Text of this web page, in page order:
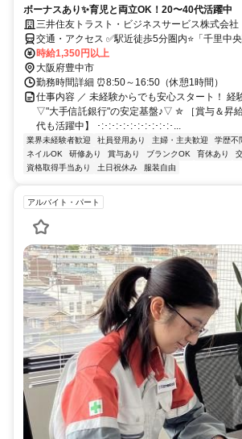
ボーナスあり✨育児と両立OK！20〜40代活躍中
三井住友トラスト・ビジネスサービス株式会
交通・アクセス ✅駅近徒歩5分圏内⭐「千里中
時⭐土日祝休み⭐年間休日120日以上⭐
時給1,350円以上
大阪府豊中市
勤務時間詳細 ⏰8:50～16:50（休憩1時間）
仕事内容 ／ 未経験からでも安心スタート！ 経
▽"大手信託銀行"の安定基盤♪▽ ✮ ［賞与＆昇
代も活躍中】 ･:･:･:･:･:･:･:･:･:･:･...
業界未経験者歓迎 社員登用あり 主婦・主夫歓迎 学歴不
ネイルOK
研修あり 賞与あり ブランクOK 育休あり
資格取得手当あり
土日祝休み 服装自由
アルバイト・パート